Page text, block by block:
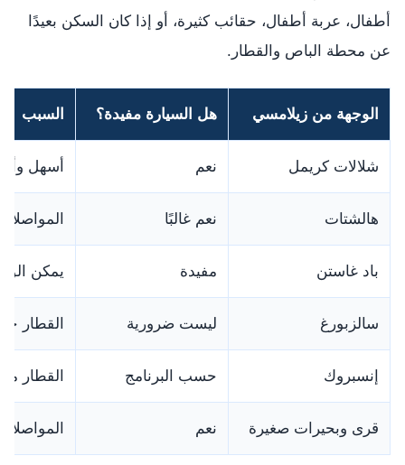
أطفال، عربة أطفال، حقائب كثيرة، أو إذا كان السكن بعيدًا
عن محطة الباص والقطار.
الوجهة من زيلامسي هل السيارة مفيدة؟ السبب
شلالات كريمل نعم أسهل
هالشتات نعم غالبًا
باد غاستن مفيدة يمكن
سالزبورغ ليست ضرورية القطار
إنسبروك حسب البرنامج القطار
قرى وبحيرات صغيرة نعم